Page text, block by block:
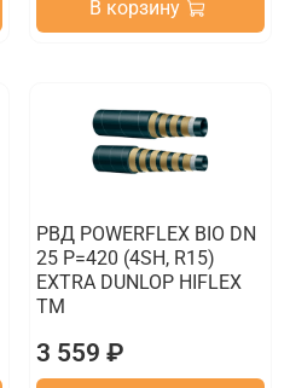
В корзину
РВД POWERFLEX BIO DN
25 P=420 (4SH, R15)
EXTRA DUNLOP HIFLEX
TM
3 559 ₽